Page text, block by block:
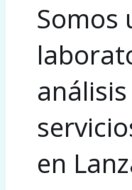
Somos
en